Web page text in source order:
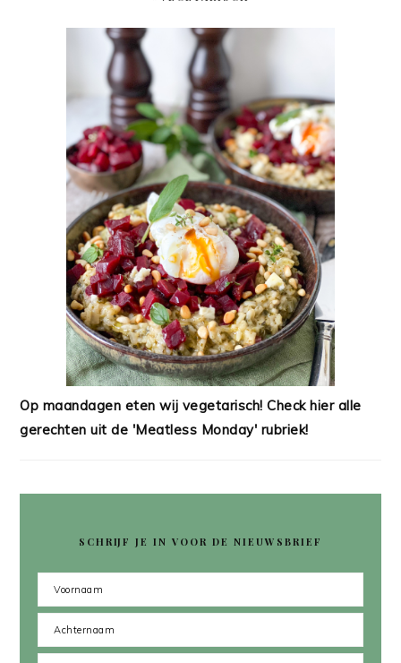
Op maandagen eten wij vegetarisch! Check hier alle
gerechten uit de 'Meatless Monday' rubriek!
SCHRIJF JE IN VOOR DE NIEUWSBRIEF